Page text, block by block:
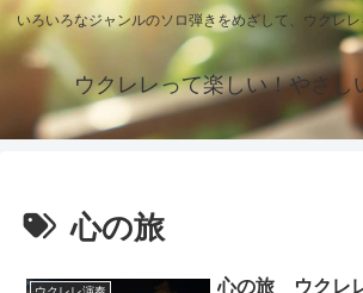
いろいろなジャンルのソロ弾きをめざして、ウクレ
ウクレレって楽しい！やさし
心の旅
心の旅 ウクレ